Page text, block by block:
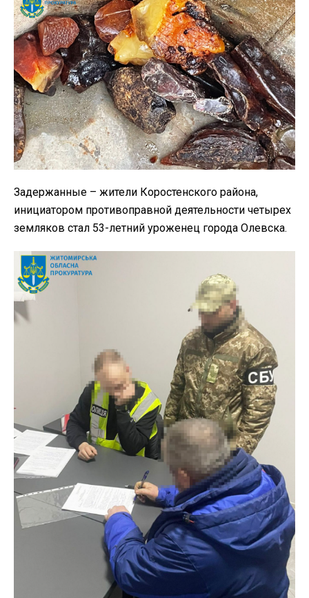
Задержанные – жители Коростенского района,
инициатором противоправной деятельности четырех
земляков стал 53-летний уроженец города Олевска.